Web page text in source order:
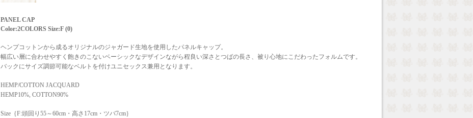
PANEL CAP
Color:2COLORS Size:F (0)
ヘンプコットンから成るオリジナルのジャガード生地を使用したパネルキャップ。
幅広い層に合わせやすく飽きのこないベーシックなデザインながら程良い深さとつばの長さ、被り心地にこだわったフォルムです。
バックにサイズ調節可能なベルトを付けユニセックス兼用となります。
HEMP/COTTON JACQUARD
HEMP10%, COTTON90%
Size｛F:頭回り55～60cm・高さ17cm・ツバ7cm｝